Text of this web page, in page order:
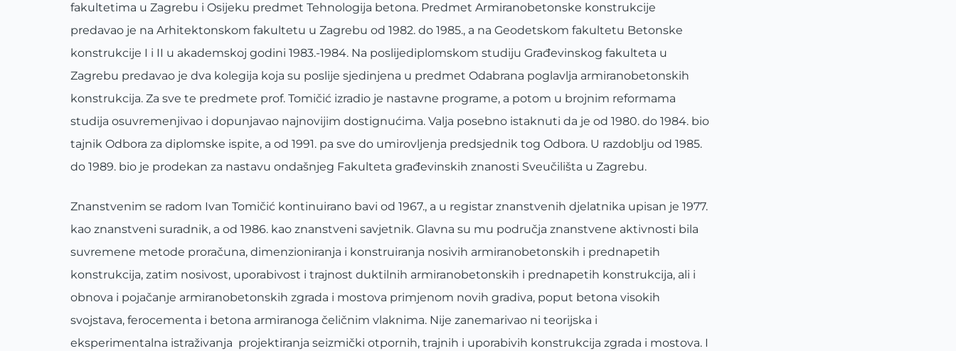
fakultetima u Zagrebu i Osijeku predmet Tehnologija betona. Predmet Armiranobetonske konstrukcije
predavao je na Arhitektonskom fakultetu u Zagrebu od 1982. do 1985., a na Geodetskom fakultetu Betonske
konstrukcije I i II u akademskoj godini 1983.-1984. Na poslijediplomskom studiju Građevinskog fakulteta u
Zagrebu predavao je dva kolegija koja su poslije sjedinjena u predmet Odabrana poglavlja armiranobetonskih
konstrukcija. Za sve te predmete prof. Tomičić izradio je nastavne programe, a potom u brojnim reformama
studija osuvremenjivao i dopunjavao najnovijim dostignućima. Valja posebno istaknuti da je od 1980. do 1984. bio
tajnik Odbora za diplomske ispite, a od 1991. pa sve do umirovljenja predsjednik tog Odbora. U razdoblju od 1985.
do 1989. bio je prodekan za nastavu ondašnjeg Fakulteta građevinskih znanosti Sveučilišta u Zagrebu.
Znanstvenim se radom Ivan Tomičić kontinuirano bavi od 1967., a u registar znanstvenih djelatnika upisan je 1977.
kao znanstveni suradnik, a od 1986. kao znanstveni savjetnik. Glavna su mu područja znanstvene aktivnosti bila
suvremene metode proračuna, dimenzioniranja i konstruiranja nosivih armiranobetonskih i prednapetih
konstrukcija, zatim nosivost, uporabivost i trajnost duktilnih armiranobetonskih i prednapetih konstrukcija, ali i
obnova i pojačanje armiranobetonskih zgrada i mostova primjenom novih gradiva, poput betona visokih
svojstava, ferocementa i betona armiranoga čeličnim vlaknima. Nije zanemarivao ni teorijska i
eksperimentalna istraživanja projektiranja seizmički otpornih, trajnih i uporabivih konstrukcija zgrada i mostova. I